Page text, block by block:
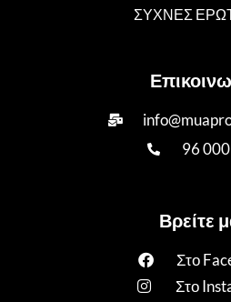
ΣΥΧΝΕΣ
96
Βρείτε
Στο
Στο